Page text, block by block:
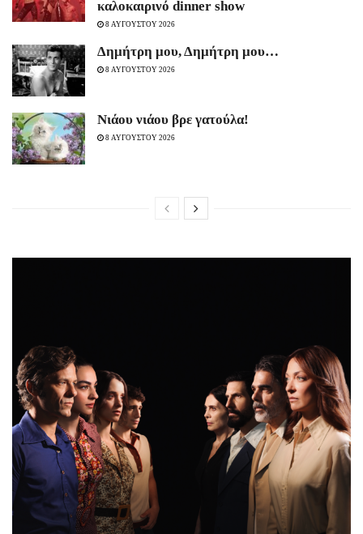
καλοκαιρινό dinner show
8 ΑΥΓΟΥΣΤΟΥ 2026
Δημήτρη μου, Δημήτρη μου…
8 ΑΥΓΟΥΣΤΟΥ 2026
Νιάου νιάου βρε γατούλα!
8 ΑΥΓΟΥΣΤΟΥ 2026